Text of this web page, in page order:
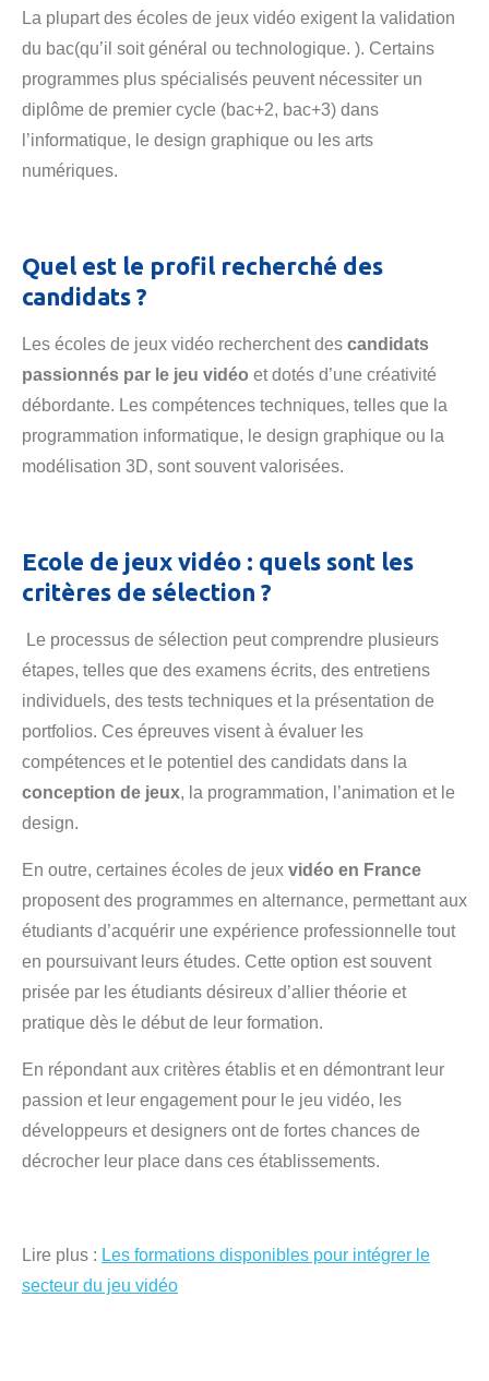
La plupart des écoles de jeux vidéo exigent la validation
du bac(qu’il soit général ou technologique. ). Certains
programmes plus spécialisés peuvent nécessiter un
diplôme de premier cycle (bac+2, bac+3) dans
l’informatique, le design graphique ou les arts
numériques.
Quel est le profil recherché des
candidats ?
Les écoles de jeux vidéo recherchent des candidats
passionnés par le jeu vidéo et dotés d’une créativité
débordante. Les compétences techniques, telles que la
programmation informatique, le design graphique ou la
modélisation 3D, sont souvent valorisées.
Ecole de jeux vidéo : quels sont les
critères de sélection ?
Le processus de sélection peut comprendre plusieurs
étapes, telles que des examens écrits, des entretiens
individuels, des tests techniques et la présentation de
portfolios. Ces épreuves visent à évaluer les
compétences et le potentiel des candidats dans la
conception de jeux, la programmation, l’animation et le
design.
En outre, certaines écoles de jeux vidéo en France
proposent des programmes en alternance, permettant aux
étudiants d’acquérir une expérience professionnelle tout
en poursuivant leurs études. Cette option est souvent
prisée par les étudiants désireux d’allier théorie et
pratique dès le début de leur formation.
En répondant aux critères établis et en démontrant leur
passion et leur engagement pour le jeu vidéo, les
développeurs et designers ont de fortes chances de
décrocher leur place dans ces établissements.
Lire plus : Les formations disponibles pour intégrer le
secteur du jeu vidéo